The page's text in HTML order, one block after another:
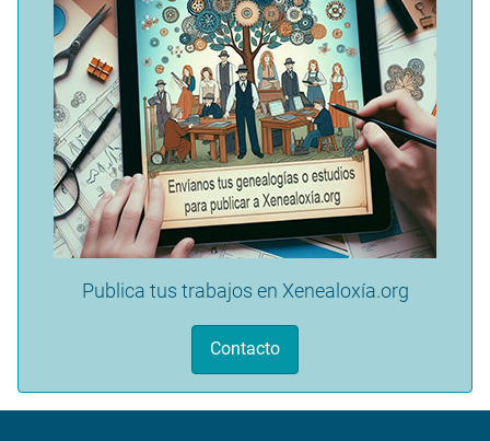
Publica tus trabajos en Xenealoxía.org
Contacto